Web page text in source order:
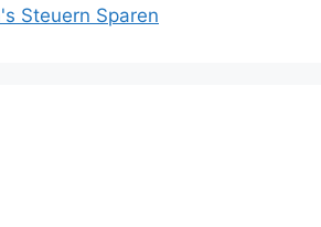
Steuern Sparen